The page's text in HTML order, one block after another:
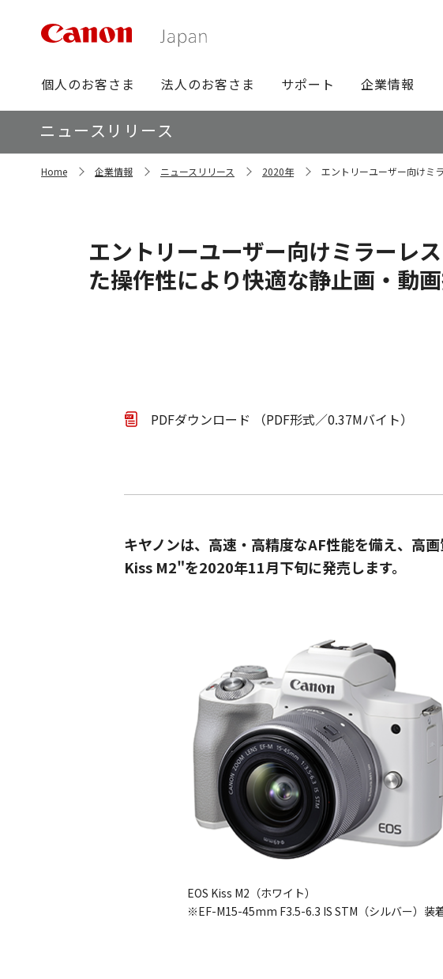
グ
ロ
ー
バ
ル
ナ
個人のお客さま 法人のお客さま サポート 企業情報
ロ
ル
ニュースリリース
Home 企業情報 ニュースリリース 2020年 エントリーユーザー向けミ
エントリーユーザー向けミラーレ
た操作性により快適な静止画・動
PDFダウンロード （PDF形式／0.37Mバイト）
キヤノンは、高速・高精度なAF性能を備え、高
Kiss M2"を2020年11月下旬に発売します。
EOS Kiss M2（ホワイト）
※EF-M15-45mm F3.5-6.3 IS STM（シルバー）装